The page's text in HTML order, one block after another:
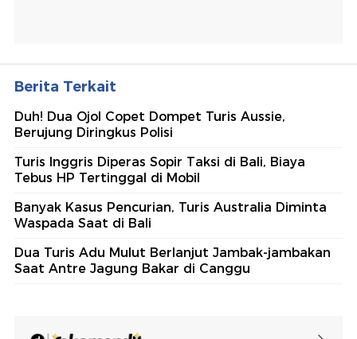
Berita Terkait
Duh! Dua Ojol Copet Dompet Turis Aussie,
Berujung Diringkus Polisi
Turis Inggris Diperas Sopir Taksi di Bali, Biaya
Tebus HP Tertinggal di Mobil
Banyak Kasus Pencurian, Turis Australia Diminta
Waspada Saat di Bali
Dua Turis Adu Mulut Berlanjut Jambak-jambakan
Saat Antre Jagung Bakar di Canggu